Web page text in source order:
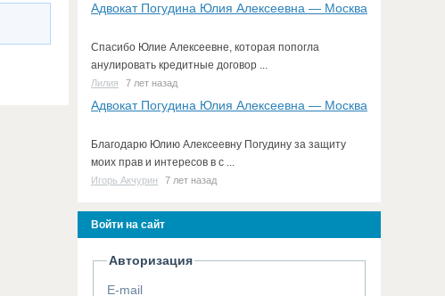
Адвокат Погудина Юлия Алексеевна — Москва
Спасибо Юлие Алексеевне, которая попогла
анулировать кредитные договор ...
Лилия 7 лет назад
Адвокат Погудина Юлия Алексеевна — Москва
Благодарю Юлию Алексеевну Погудину за защиту
моих прав и интересов в с ...
Игорь Акчурин 7 лет назад
Войти на сайт
Авторизация
E-mail